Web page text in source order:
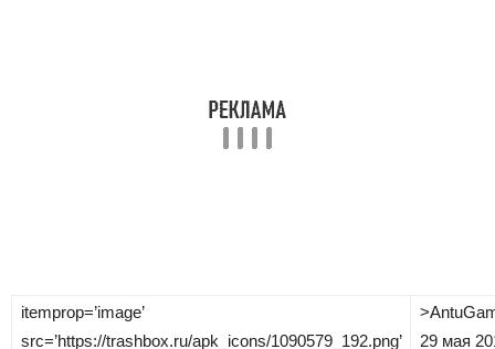
itemprop=’image’
src=’https://trashbox.ru/apk_icons/1090579_192.png’
>
29 мая